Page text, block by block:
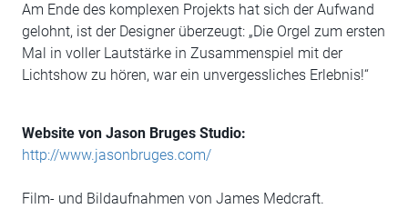
Am Ende des komplexen Projekts hat sich der Aufwand
gelohnt, ist der Designer überzeugt: „Die Orgel zum ersten
Mal in voller Lautstärke in Zusammenspiel mit der
Lichtshow zu hören, war ein unvergessliches Erlebnis!“
Website von Jason Bruges Studio:
http://www.jasonbruges.com/
Film- und Bildaufnahmen von James Medcraft.